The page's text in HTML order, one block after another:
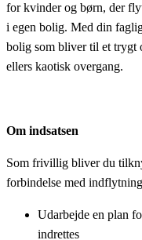
for kvinder og børn, der
i egen bolig. Med din
bolig som bliver til et trygt
ellers kaotisk overgang.
Om indsatsen
Som frivillig bliver du
forbindelse med
Udarbejde en plan
indrettes